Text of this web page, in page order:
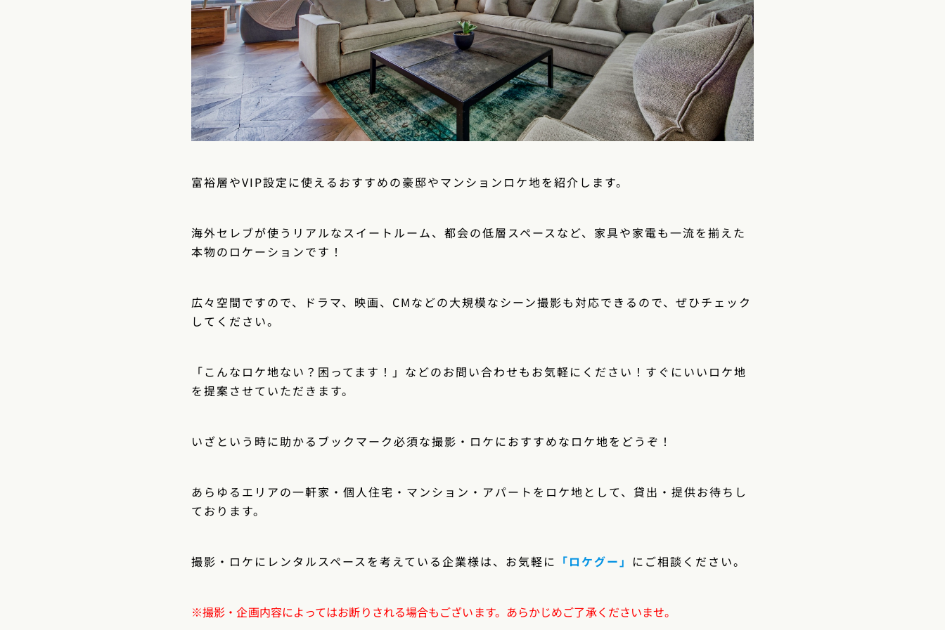
富裕層やVIP設定に使えるおすすめの豪邸やマンションロケ地を紹介します。
海外セレブが使うリアルなスイートルーム、都会の低層スペースなど、家具や家電も一流を揃えた
本物のロケーションです！
広々空間ですので、ドラマ、映画、CMなどの大規模なシーン撮影も対応できるので、ぜひチェック
してください。
「こんなロケ地ない？困ってます！」などのお問い合わせもお気軽にください！すぐにいいロケ地
を提案させていただきます。
いざという時に助かるブックマーク必須な撮影・ロケにおすすめなロケ地をどうぞ！
あらゆるエリアの一軒家・個人住宅・マンション・アパートをロケ地として、貸出・提供お待ちし
ております。
撮影・ロケにレンタルスペースを考えている企業様は、お気軽に 「ロケグー」 にご相談ください。
※撮影・企画内容によってはお断りされる場合もございます。あらかじめご了承くださいませ。